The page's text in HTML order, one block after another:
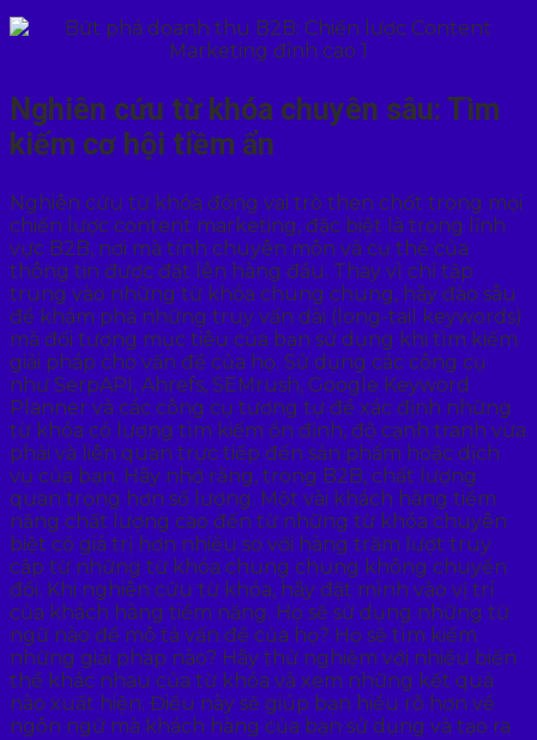
Nghiên cứu từ khóa chuyên sâu: Tìm
kiếm cơ hội tiềm ẩn
Nghiên cứu từ khóa đóng vai trò then chốt trong mọi
chiến lược content marketing, đặc biệt là trong lĩnh
vực B2B, nơi mà tính chuyên môn và cụ thể của
thông tin được đặt lên hàng đầu. Thay vì chỉ tập
trung vào những từ khóa chung chung, hãy đào sâu
để khám phá những truy vấn dài (long-tail keywords)
mà đối tượng mục tiêu của bạn sử dụng khi tìm kiếm
giải pháp cho vấn đề của họ. Sử dụng các công cụ
như SerpAPI, Ahrefs, SEMrush, Google Keyword
Planner và các công cụ tương tự để xác định những
từ khóa có lượng tìm kiếm ổn định, độ cạnh tranh vừa
phải và liên quan trực tiếp đến sản phẩm hoặc dịch
vụ của bạn. Hãy nhớ rằng, trong B2B, chất lượng
quan trọng hơn số lượng. Một vài khách hàng tiềm
năng chất lượng cao đến từ những từ khóa chuyên
biệt có giá trị hơn nhiều so với hàng trăm lượt truy
cập từ những từ khóa chung chung không chuyển
đổi. Khi nghiên cứu từ khóa, hãy đặt mình vào vị trí
của khách hàng tiềm năng. Họ sẽ sử dụng những từ
ngữ nào để mô tả vấn đề của họ? Họ sẽ tìm kiếm
những giải pháp nào? Hãy thử nghiệm với nhiều biến
thể khác nhau của từ khóa và xem những kết quả
nào xuất hiện. Điều này sẽ giúp bạn hiểu rõ hơn về
ngôn ngữ mà khách hàng của bạn sử dụng và tạo ra